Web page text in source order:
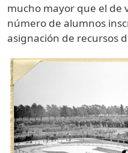
mucho mayor que el de
número de alumnos
asignación de recursos